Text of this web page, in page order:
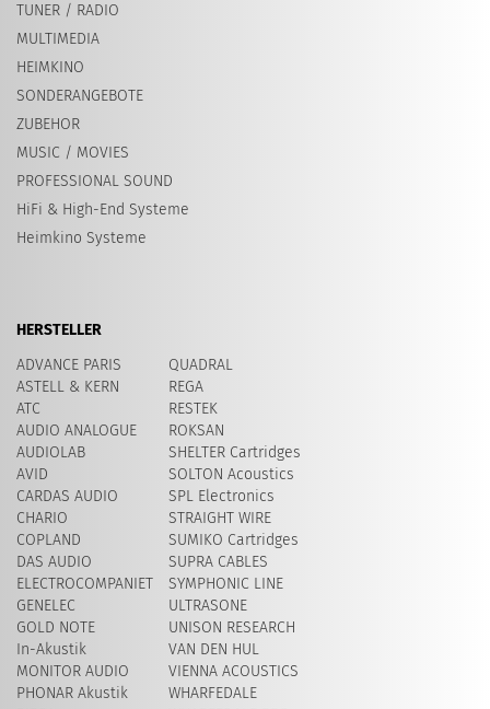
TUNER / RADIO
MULTIMEDIA
HEIMKINO
SONDERANGEBOTE
ZUBEHOR
MUSIC / MOVIES
PROFESSIONAL SOUND
HiFi & High-End Systeme
Heimkino Systeme
HERSTELLER
ADVANCE PARIS
ASTELL & KERN
ATC
AUDIO ANALOGUE
AUDIOLAB
AVID
CARDAS AUDIO
CHARIO
COPLAND
DAS AUDIO
ELECTROCOMPANIET
GENELEC
GOLD NOTE
In-Akustik
MONITOR AUDIO
PHONAR Akustik
QUADRAL
REGA
RESTEK
ROKSAN
SHELTER Cartridges
SOLTON Acoustics
SPL Electronics
STRAIGHT WIRE
SUMIKO Cartridges
SUPRA CABLES
SYMPHONIC LINE
ULTRASONE
UNISON RESEARCH
VAN DEN HUL
VIENNA ACOUSTICS
WHARFEDALE